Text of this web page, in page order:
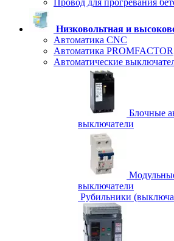
Провод для прогревания
Низковольтная и
Автоматика CNC
Автоматика PROMFACTOR
Автоматические
Блочные
выключатели
выключатели
Рубильники